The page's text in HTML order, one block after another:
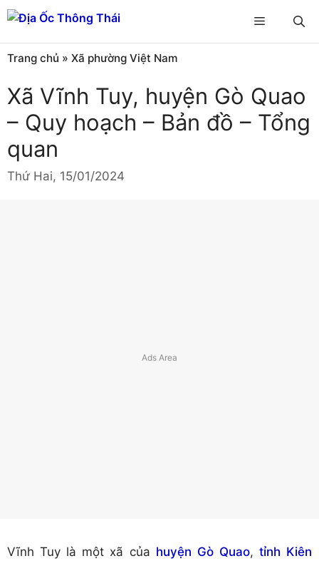
Chuyển
đến
nội
dung
Menu
Trang chủ » Xã phường Việt Nam
Xã Vĩnh Tuy, huyện Gò Quao
– Quy hoạch – Bản đồ – Tổng
quan
Thứ Hai, 15/01/2024
Vĩnh Tuy là một xã của huyện Gò Quao, tỉnh Kiên